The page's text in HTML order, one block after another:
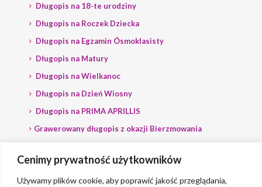
Cenimy prywatność użytkowników
Używamy plików cookie, aby poprawić jakość przeglądania,
Długopis na 18-te urodziny
Długopis na Roczek Dziecka
Długopis na Egzamin Ósmoklasisty
Długopis na Matury
Długopis na Wielkanoc
Długopis na Dzień Wiosny
Długopis na PRIMA APRILLIS
Grawerowany długopis z okazji Bierzmowania
Grawerowany długopis dla Polityka